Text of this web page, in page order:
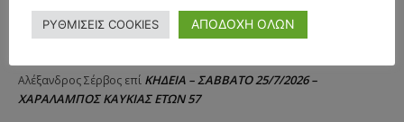
ΣΥΛΛΥΠΗΤΗΡΙΑ ΜΗΝΥΜΑΤΑ
Αλέξανδρος Σέρβος επί ΚΗΔΕΙΑ – ΣΑΒΒΑΤΟ 25/7/2026 –
ΧΑΡΑΛΑΜΠΟΣ ΚΑΥΚΙΑΣ ΕΤΩΝ 57
ΡΥΘΜΙΣΕΙΣ COOKIES ΑΠΟΔΟΧΗ ΟΛΩΝ